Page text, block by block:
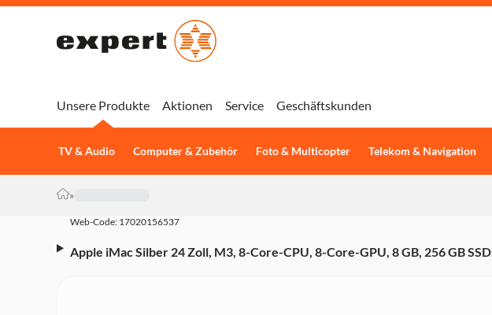
Unsere Produkte
TV & Audio Computer & Zubehör Foto & Multicopter Telekom & Navigation
Aktionen Service Geschäftskunden
»
Web-Code: 17020156537
Apple iMac Silber 24 Zoll, M3, 8-Core-CPU, 8-Core-GPU, 8 GB, 256 GB SSD